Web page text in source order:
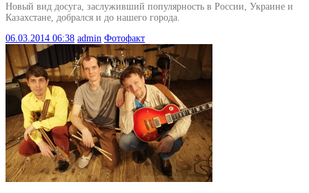
Новый вид досуга, заслуживший популярность в России, Украине и
Казахстане, добрался и до нашего города.
06.03.2014 06:38 admin Фотофакт